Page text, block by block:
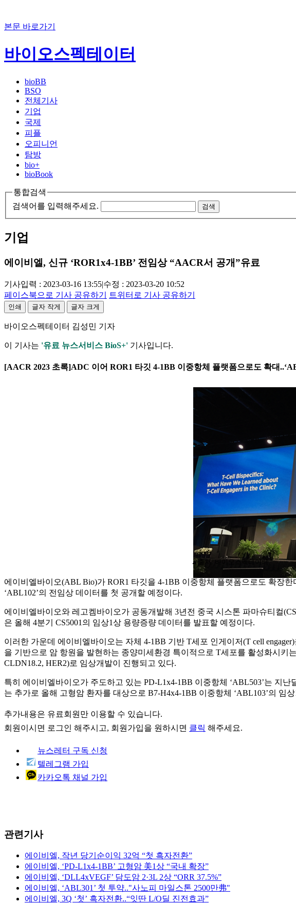
본문 바로가기
바이오스펙테이터
bioBB
BSO
전체기사
기업
국제
피플
오피니언
탐방
bio+
bioBook
통합검색
검색어를 입력해주세요.
검색
기업
에이비엘, 신규 ‘ROR1x4-1BB’ 전임상 “AACR서 공개”유료
기사입력 : 2023-03-16 13:55|수정 : 2023-03-20 10:52
페이스북으로 기사 공유하기
트위터로 기사 공유하기
인쇄 글자 작게 글자 크게
바이오스펙테이터 김성민 기자
이 기사는 '유료 뉴스서비스 BioS+' 기사입니다.
[AACR 2023 초록]ADC 이어 ROR1 타깃 4-1BB 이중항체 플랫폼으로도 확대
▲출처: 바이오스펙테이터
에이비엘바이오(ABL Bio)가 ROR1 타깃을 4-1BB 이중항체 플랫폼으로도 확장
‘ABL102’의 전임상 데이터를 첫 공개할 예정이다.
에이비엘바이오와 레고켐바이오가 공동개발해 3년전 중국 시스톤 파마슈티컬
은 올해 4분기 CS5001의 임상1상 용량증량 데이터를 발표할 예정이다.
이러한 가운데 에이비엘바이오는 자체 4-1BB 기반 T세포 인게이저(T cell
을 기반으로 암 항원을 발현하는 종양미세환경 특이적으로 T세포를 활성화시
CLDN18.2, HER2)로 임상개발이 진행되고 있다.
특히 에이비엘바이오가 주도하고 있는 PD-L1x4-1BB 이중항체 ‘ABL503’는 지
는 추가로 올해 고형암 환자를 대상으로 B7-H4x4-1BB 이중항체 ‘ABL103’의 임
추가내용은 유료회원만 이용할 수 있습니다.
회원이시면 로그인 해주시고, 회원가입을 원하시면 클릭 해주세요.
뉴스레터 구독 신청
텔레그램 가입
카카오톡 채널 가입
관련기사
에이비엘, 작년 당기순이익 32억 “첫 흑자전환”
에이비엘, ‘PD-L1x4-1BB’ 고형암 美1상 “국내 확장”
에이비엘, ‘DLL4xVEGF’ 담도암 2·3L 2상 “ORR 37.5%”
에이비엘, ‘ABL301’ 첫 투약.."사노피 마일스톤 2500만弗"
에이비엘, 3Q ‘첫’ 흑자전환..“잇딴 L/O딜 진전효과”